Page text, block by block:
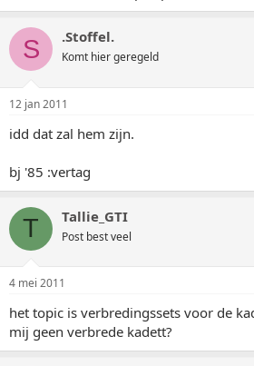
S .Stoffel.
Komt hier geregeld
12 jan 2011
idd dat zal hem zijn.
bj '85 :vertag
T Tallie_GTI
Post best veel
4 mei 2011
het topic is verbredingssets voor de
mij geen verbrede kadett?